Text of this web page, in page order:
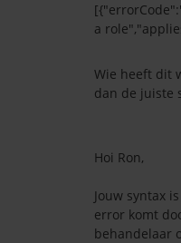
a
Wie heeft dit
dan de juiste
Hoi Ron,
Jouw syntax
error komt
behandelaar